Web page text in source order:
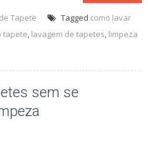
Tapete Tagged como lavar
tapete, lavagem de tapetes, limpeza
sem se